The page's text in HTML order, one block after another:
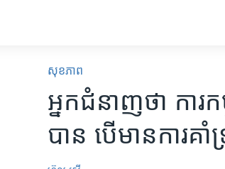
សុខភាព
អ្នក​ជំនាញ​​ថា​ ការ​
បាន​ ​បើ​មាន​ការ​គ